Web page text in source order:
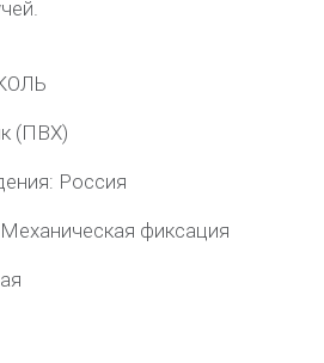
(ПВХ)
Россия
фиксация